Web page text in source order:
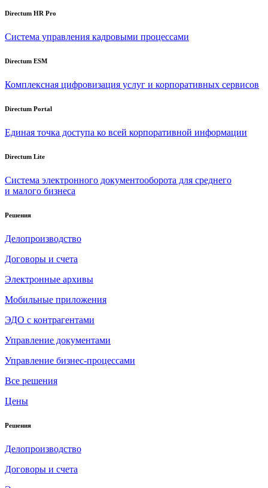
Directum HR Pro
Система управления кадровыми процессами
Directum ESM
Комплексная цифровизация услуг и корпоративных сервисов
Directum Portal
Единая точка доступа ко всей корпоративной информации
Directum Lite
Система электронного документооборота для среднего
и малого бизнеса
Решения
Делопроизводство
Договоры и счета
Электронные архивы
Мобильные приложения
ЭДО с контрагентами
Управление документами
Управление бизнес-процессами
Все решения
Цены
Решения
Делопроизводство
Договоры и счета